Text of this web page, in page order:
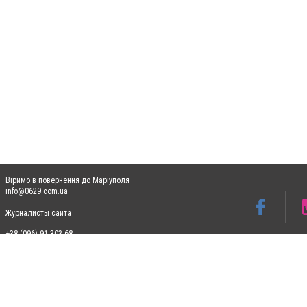
Віримо в повернення до Маріуполя
info@0629.com.ua
Журналисты сайта
+38 (096) 91 303 68